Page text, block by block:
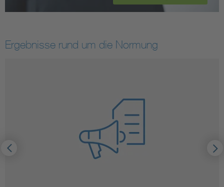
Ergebnisse rund um die Normung